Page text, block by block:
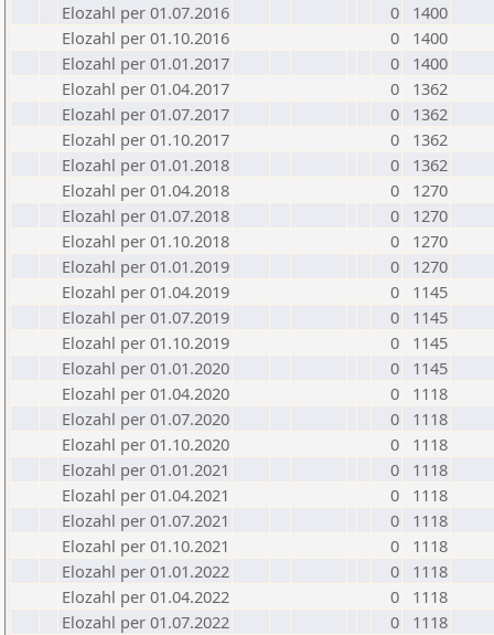
Elozahl per 01.07.2016
0
1400
Elozahl per 01.10.2016
0
1400
Elozahl per 01.01.2017
0
1400
Elozahl per 01.04.2017
0
1362
Elozahl per 01.07.2017
0
1362
Elozahl per 01.10.2017
0
1362
Elozahl per 01.01.2018
0
1362
Elozahl per 01.04.2018
0
1270
Elozahl per 01.07.2018
0
1270
Elozahl per 01.10.2018
0
1270
Elozahl per 01.01.2019
0
1270
Elozahl per 01.04.2019
0
1145
Elozahl per 01.07.2019
0
1145
Elozahl per 01.10.2019
0
1145
Elozahl per 01.01.2020
0
1145
Elozahl per 01.04.2020
0
1118
Elozahl per 01.07.2020
0
1118
Elozahl per 01.10.2020
0
1118
Elozahl per 01.01.2021
0
1118
Elozahl per 01.04.2021
0
1118
Elozahl per 01.07.2021
0
1118
Elozahl per 01.10.2021
0
1118
Elozahl per 01.01.2022
0
1118
Elozahl per 01.04.2022
0
1118
Elozahl per 01.07.2022
0
1118